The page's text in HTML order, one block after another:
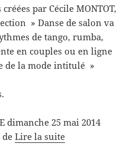
par Cécile MONTOT,
» Danse de salon va
de tango, rumba,
en couples ou en ligne
de la mode intitulé »
dimanche 25 mai 2014
deLire la suite